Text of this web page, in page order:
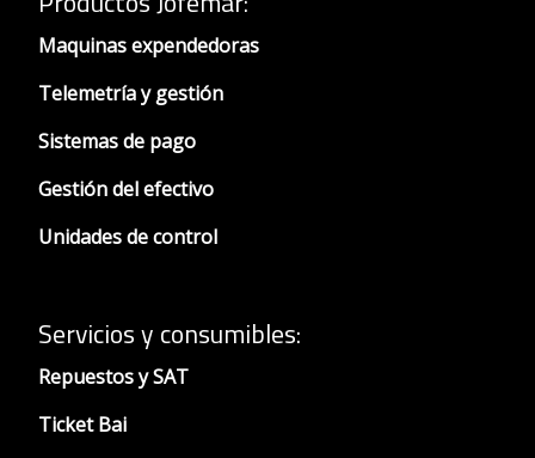
Maquinas expendedoras
Telemetría y gestión
Sistemas de pago
Gestión del efectivo
Unidades de control
Servicios y consumibles:
Repuestos y SAT
Ticket Bai